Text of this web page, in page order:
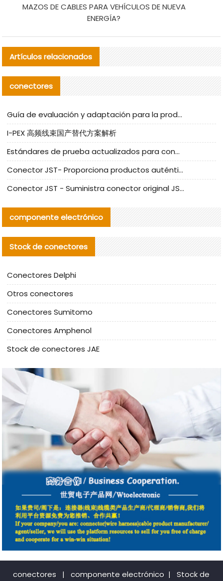
MAZOS DE CABLES PARA VEHÍCULOS DE NUEVA
ENERGÍA?
Artículos relacionados
conectores
Guía de evaluación y adaptación para la producción en serie de componentes de cables nacionales para CNC Tech
I-PEX 高频线束国产替代方案解析
Estándares de prueba actualizados para conectores nacionales bajo la referencia de CLIFF
Conector JST- Proporciona productos auténticos y alternativos del conector JST NSHR-02V-S
Conector JST - Suministra conector original JST GHR-09V-S | productos alternativos
componente electrónico
Stock de conectores
Conectores Delphi
Otros conectores
Conectores Sumitomo
Conectores Amphenol
Stock de conectores JAE
conectores | componente electrónico | Stock de